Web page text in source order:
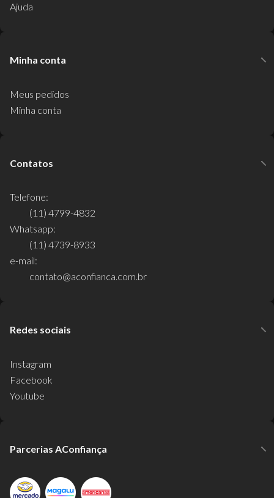
Ajuda
Minha conta
Meus pedidos
Minha conta
Contatos
Telefone:
(11) 4799-4832
Whatsapp:
(11) 4739-8933
e-mail:
contato@aconfianca.com.br
Redes sociais
Instagram
Facebook
Youtube
Parcerias AConfiança